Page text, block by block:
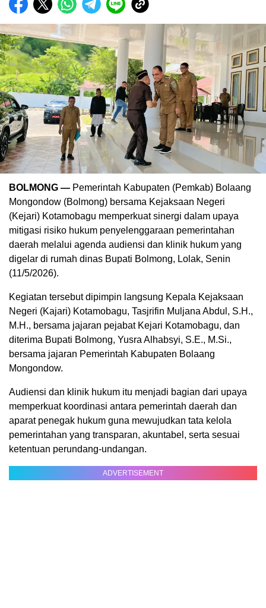
BOLMONG — Pemerintah Kabupaten (Pemkab) Bolaang
Mongondow (Bolmong) bersama Kejaksaan Negeri
(Kejari) Kotamobagu memperkuat sinergi dalam upaya
mitigasi risiko hukum penyelenggaraan pemerintahan
daerah melalui agenda audiensi dan klinik hukum yang
digelar di rumah dinas Bupati Bolmong, Lolak, Senin
(11/5/2026).
Kegiatan tersebut dipimpin langsung Kepala Kejaksaan
Negeri (Kajari) Kotamobagu, Tasjrifin Muljana Abdul, S.H.,
M.H., bersama jajaran pejabat Kejari Kotamobagu, dan
diterima Bupati Bolmong, Yusra Alhabsyi, S.E., M.Si.,
bersama jajaran Pemerintah Kabupaten Bolaang
Mongondow.
Audiensi dan klinik hukum itu menjadi bagian dari upaya
memperkuat koordinasi antara pemerintah daerah dan
aparat penegak hukum guna mewujudkan tata kelola
pemerintahan yang transparan, akuntabel, serta sesuai
ketentuan perundang-undangan.
ADVERTISEMENT